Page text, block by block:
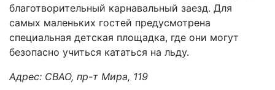
благотворительный карнавальный заезд. Для
самых маленьких гостей предусмотрена
специальная детская площадка, где они могут
безопасно учиться кататься на льду.
Адрес: СВАО, пр-т Мира, 119